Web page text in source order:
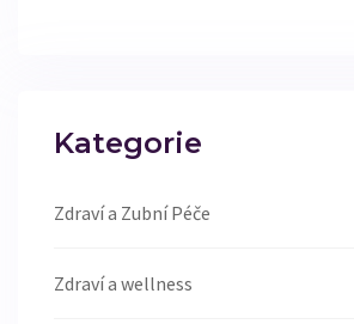
Kategorie
Zdraví a Zubní Péče
Zdraví a wellness